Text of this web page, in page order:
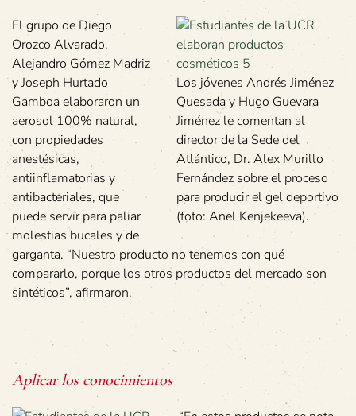
Los jóvenes Andrés Jiménez
Quesada y Hugo Guevara
Jiménez le comentan al
director de la Sede del
Atlántico, Dr. Alex Murillo
Fernández sobre el proceso
para producir el gel deportivo
(foto: Anel Kenjekeeva).
El grupo de Diego
Orozco Alvarado,
Alejandro Gómez Madriz
y Joseph Hurtado
Gamboa elaboraron un
aerosol 100% natural,
con propiedades
anestésicas,
antiinflamatorias y
antibacteriales, que
puede servir para paliar
molestias bucales y de
garganta. “Nuestro producto no tenemos con qué
compararlo, porque los otros productos del mercado son
sintéticos”, afirmaron.
Aplicar los conocimientos